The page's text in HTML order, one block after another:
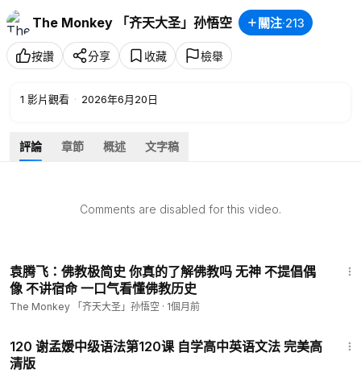
版
The Monkey 「齐天大圣」孙悟空
關注·213
按讚 分享 收藏 檢舉
1 影片觀看 · 2026年6月20日
評論 章節 概述 文字稿
Comments are disabled for this video.
袁腾飞：佛教极简史 你真的了解佛教吗 无神 不提倡偶
像 不讲宿命 一口气看懂佛教历史
The Monkey 「齐天大圣」孙悟空 · 1個月前
120 谢孟媛中级语法第120课 自学高中英语文法 完美高
清版